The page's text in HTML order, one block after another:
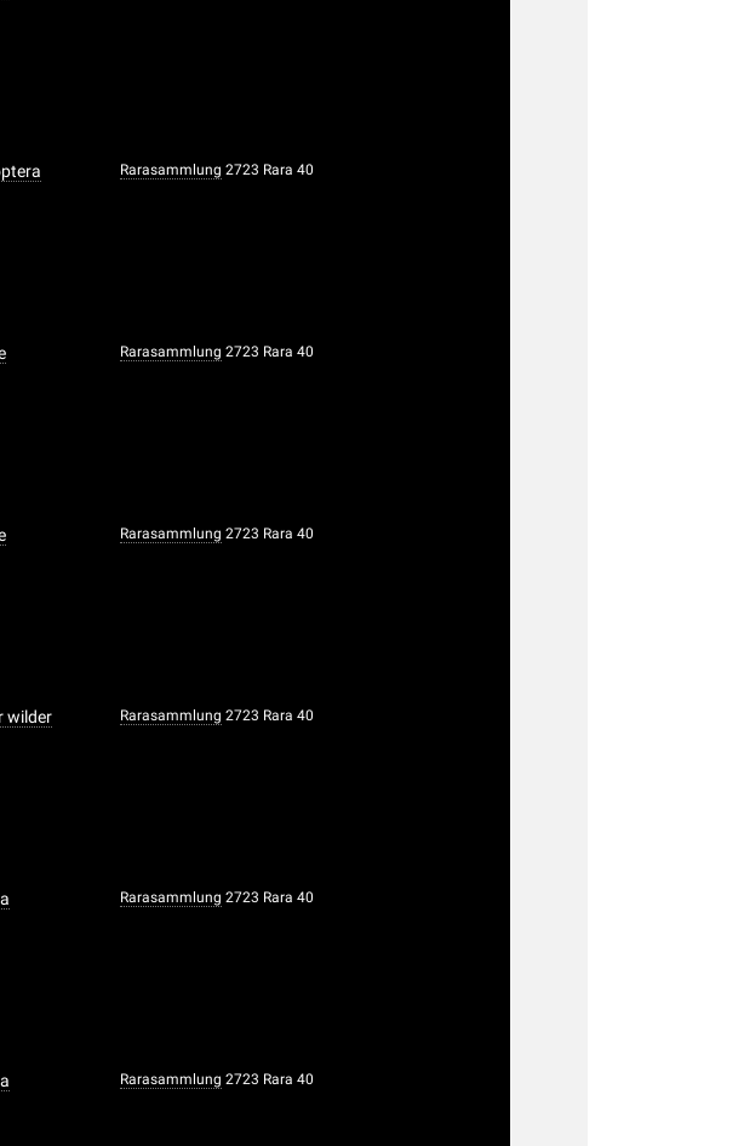
Rarasammlung 2723 Rara 40
Rarasammlung 2723 Rara 40
Rarasammlung 2723 Rara 40
wilder
Rarasammlung 2723 Rara 40
Rarasammlung 2723 Rara 40
Rarasammlung 2723 Rara 40